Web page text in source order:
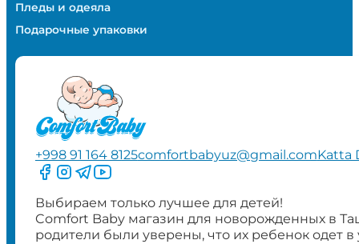
Пледы и одеяла
Подарочные упаковки
+998 91 164 8125comfortbabyuz@gmail.comKatta
Следите за нами на Facebook
Следите за нами в Instagram
Следите за нами в Telegram
Следите за нами в YouTube
Выбираем только лучшее для детей!
Comfort Baby магазин для новорожденных в
родители были уверены, что их ребенок одет